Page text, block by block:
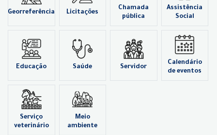
Georreferência Licitações
Chamada
pública
Assistência
Social
Educação Saúde Servidor
Calendário
de eventos
Serviço
veterinário
Meio
ambiente